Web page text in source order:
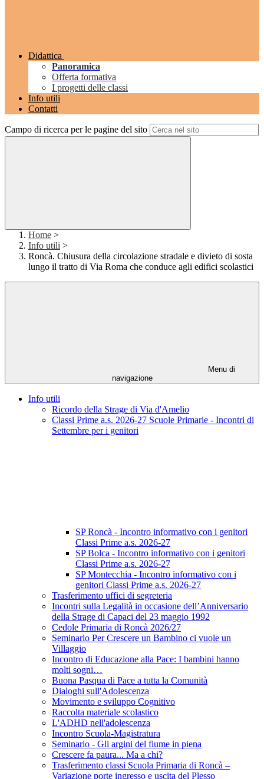
Didattica
Panoramica
Offerta formativa
I progetti delle classi
Info utili
Contatti
Campo di ricerca per le pagine del sito
Home >
Info utili >
Roncà. Chiusura della circolazione stradale e divieto di sosta
lungo il tratto di Via Roma che conduce agli edifici scolastici
Menu di
navigazione
Info utili
Ricordo della Strage di Via d'Amelio
Classi Prime a.s. 2026-27 Scuole Primarie - Incontri di
Settembre per i genitori
SP Roncà - Incontro informativo con i genitori
Classi Prime a.s. 2026-27
SP Bolca - Incontro informativo con i genitori
Classi Prime a.s. 2026-27
SP Montecchia - Incontro informativo con i
genitori Classi Prime a.s. 2026-27
Trasferimento uffici di segreteria
Incontri sulla Legalità in occasione dell’Anniversario
della Strage di Capaci del 23 maggio 1992
Cedole Primaria di Roncà 2026/27
Seminario Per Crescere un Bambino ci vuole un
Villaggio
Incontro di Educazione alla Pace: I bambini hanno
molti sogni…
Buona Pasqua di Pace a tutta la Comunità
Dialoghi sull'Adolescenza
Movimento e sviluppo Cognitivo
Raccolta materiale scolastico
L'ADHD nell'adolescenza
Incontro Scuola-Magistratura
Seminario - Gli argini del fiume in piena
Crescere fa paura... Ma a chi?
Trasferimento classi Scuola Primaria di Roncà –
Variazione porte ingresso e uscita del Plesso